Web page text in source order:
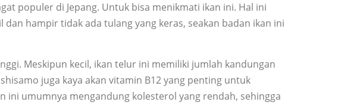
populer di Jepang. Untuk bisa menikmati ikan ini. Hal ini
hampir tidak ada tulang yang keras, seakan badan ikan ini
Meskipun kecil, ikan telur ini memiliki jumlah kandungan
juga kaya akan vitamin B12 yang penting untuk
ini umumnya mengandung kolesterol yang rendah, sehingga